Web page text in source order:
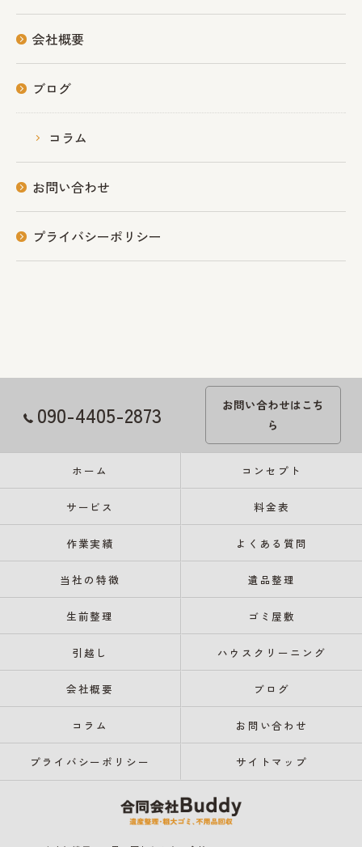
会社概要
ブログ
コラム
お問い合わせ
プライバシーポリシー
090-4405-2873
お問い合わせはこち
ら
ホーム コンセプト
サービス 料金表
作業実績 よくある質問
当社の特徴 遺品整理
生前整理 ゴミ屋敷
引越し ハウスクリーニング
会社概要 ブログ
コラム お問い合わせ
プライバシーポリシー サイトマップ